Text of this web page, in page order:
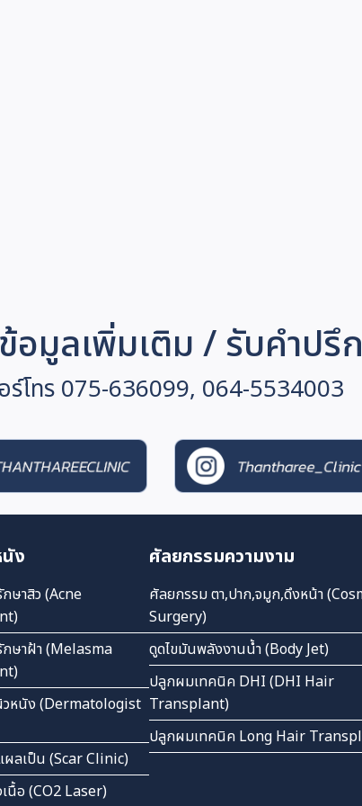
อมูลเพิ่มเติม / รับคำปรึ
ร์โทร 075-636099, 064-5534003
ง
ษาสิว (Acne
กษาฝ้า (Melasma
วหนัง (Dermatologist
ผลเป็น (Scar Clinic)
นื้อ (CO2 Laser)
ศัลยกรรมความงาม
ศัลยกรรม ตา,ปาก,จมูก,ดึงหน้า
Surgery)
ดูดไขมันพลังงานน้ำ (Body Jet)
ปลูกผมเทคนิค DHI (DHI Hair
Transplant)
ปลูกผมเทคนิค Long Hair